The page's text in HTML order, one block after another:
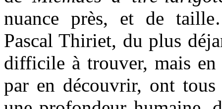
nuance près, et de
Pascal Thiriet, du plus
difficile à trouver, mais
par en découvrir, ont